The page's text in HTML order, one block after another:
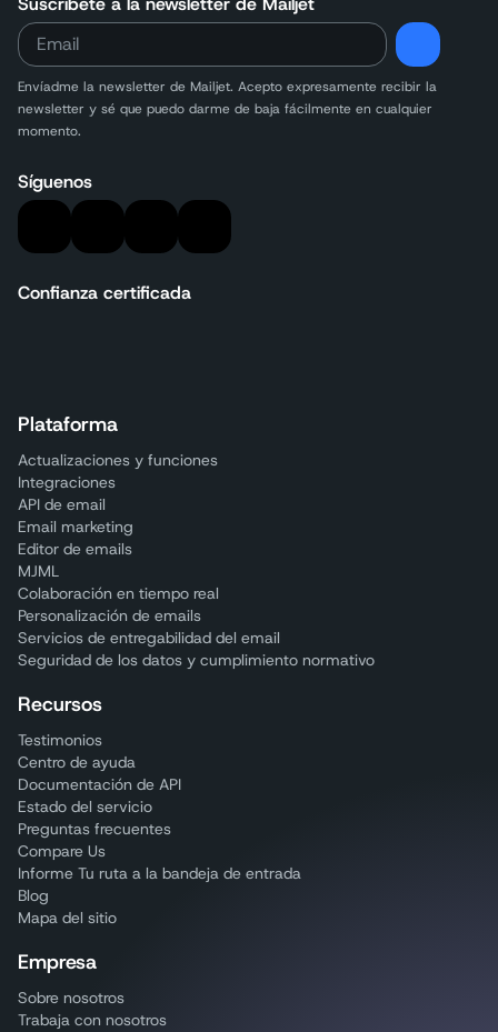
Envíadme la newsletter de Mailjet. Acepto expresamente recibir la
newsletter y sé que puedo darme de baja fácilmente en cualquier
momento.
Síguenos
Confianza certificada
Plataforma
Actualizaciones y funciones
Integraciones
API de email
Email marketing
Editor de emails
MJML
Colaboración en tiempo real
Personalización de emails
Servicios de entregabilidad del email
Seguridad de los datos y cumplimiento normativo
Recursos
Testimonios
Centro de ayuda
Documentación de API
Estado del servicio
Preguntas frecuentes
Compare Us
Informe Tu ruta a la bandeja de entrada
Blog
Mapa del sitio
Empresa
Sobre nosotros
Trabaja con nosotros